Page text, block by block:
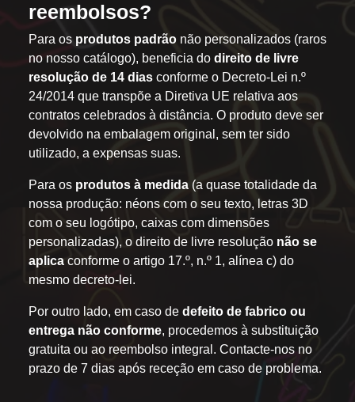
reembolsos?
Para os produtos padrão não personalizados (raros
no nosso catálogo), beneficia do direito de livre
resolução de 14 dias conforme o Decreto-Lei n.º
24/2014 que transpõe a Diretiva UE relativa aos
contratos celebrados à distância. O produto deve ser
devolvido na embalagem original, sem ter sido
utilizado, a expensas suas.
Para os produtos à medida (a quase totalidade da
nossa produção: néons com o seu texto, letras 3D
com o seu logótipo, caixas com dimensões
personalizadas), o direito de livre resolução não se
aplica conforme o artigo 17.º, n.º 1, alínea c) do
mesmo decreto-lei.
Por outro lado, em caso de defeito de fabrico ou
entrega não conforme, procedemos à substituição
gratuita ou ao reembolso integral. Contacte-nos no
prazo de 7 dias após receção em caso de problema.